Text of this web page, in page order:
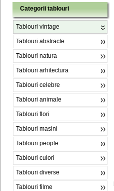
Categorii tablouri
Tablouri vintage
Tablouri abstracte
Tablouri natura
Tablouri arhitectura
Tablouri celebre
Tablouri animale
Tablouri flori
Tablouri masini
Tablouri people
Tablouri culori
Tablouri diverse
Tablouri filme